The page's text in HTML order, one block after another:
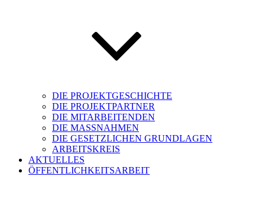
DIE PROJEKTGESCHICHTE
DIE PROJEKTPARTNER
DIE MITARBEITENDEN
DIE MASSNAHMEN
DIE GESETZLICHEN GRUNDLAGEN
ARBEITSKREIS
AKTUELLES
ÖFFENTLICHKEITSARBEIT